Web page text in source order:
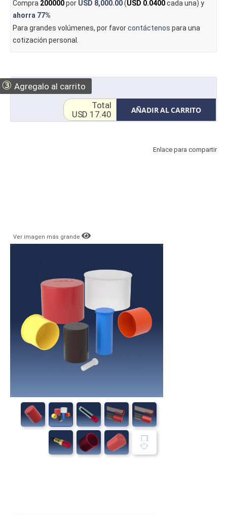
Compra 200000por USD 8,000.00(USD 0.0400cada una) y
ahorra 77%
Para grandes volúmenes, por favorcontáctenos para una
cotización personal.
③ Agregalo al carrito
AÑADIR AL CARRITO
Total
USD 17.40
Enlace para compartir
Ver imagen más grande